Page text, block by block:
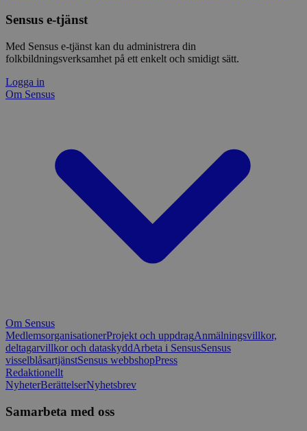
Sensus e-tjänst
Med Sensus e-tjänst kan du administrera din
folkbildningsverksamhet på ett enkelt och smidigt sätt.
Logga in
Om Sensus
Om Sensus
MedlemsorganisationerProjekt och uppdragAnmälningsvillkor,
deltagarvillkor och dataskyddArbeta i SensusSensus
visselblåsartjänstSensus webbshopPress
Redaktionellt
NyheterBerättelserNyhetsbrev
Samarbeta med oss